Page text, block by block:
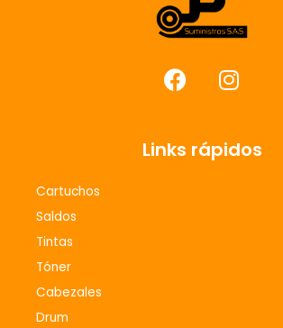
F
a
b
I
n
a
Links rápidos
Cartuchos
Saldos
Tintas
Tóner
Cabezales
Drum